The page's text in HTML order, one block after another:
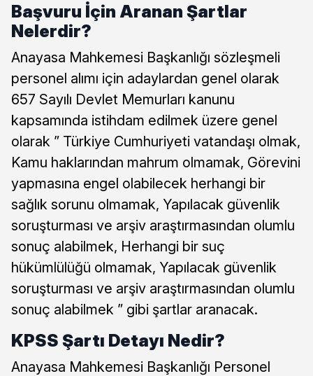
Başvuru İçin Aranan Şartlar
Nelerdir?
Anayasa Mahkemesi Başkanlığı sözleşmeli
personel alımı için adaylardan genel olarak
657 Sayılı Devlet Memurları kanunu
kapsamında istihdam edilmek üzere genel
olarak ” Türkiye Cumhuriyeti vatandaşı olmak,
Kamu haklarından mahrum olmamak, Görevini
yapmasına engel olabilecek herhangi bir
sağlık sorunu olmamak, Yapılacak güvenlik
soruşturması ve arşiv araştırmasından olumlu
sonuç alabilmek, Herhangi bir suç
hükümlülüğü olmamak, Yapılacak güvenlik
soruşturması ve arşiv araştırmasından olumlu
sonuç alabilmek ” gibi şartlar aranacak.
KPSS Şartı Detayı Nedir?
Anayasa Mahkemesi Başkanlığı Personel